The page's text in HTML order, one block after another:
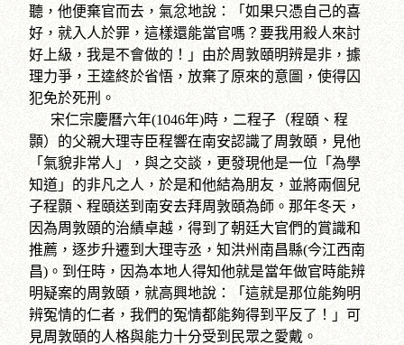
聽，他便棄官而去，氣忿地說：「如果只憑自己的喜
好，就入人於罪，這樣還能當官嗎？要我用殺人來討
好上級，我是不會做的！」由於周敦頤明辨是非，據
理力爭，王逵終於省悟，放棄了原來的意圖，使得囚
犯免於死刑。
宋仁宗慶曆六年(1046年)時，二程子（程頤、程
顥）的父親大理寺臣程響在南安認識了周敦頤，見他
「氣貌非常人」，與之交談，更發現他是一位「為學
知道」的非凡之人，於是和他結為朋友，並將兩個兒
子程顥、程頤送到南安去拜周敦頤為師。那年冬天，
因為周敦頤的治績卓越，得到了朝廷大官們的賞識和
推薦，逐步升遷到大理寺丞，知洪州南昌縣(今江西南
昌)。到任時，因為本地人得知他就是當年做官時能辨
明疑案的周敦頤，就高興地說：「這就是那位能夠明
辨冤情的仁者，我們的冤情都能夠得到平反了！」可
見周敦頤的人格與能力十分受到民眾之愛戴。